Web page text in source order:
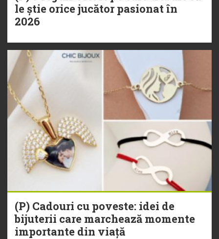
le știe orice jucător pasionat în
2026
(P) Cadouri cu poveste: idei de
bijuterii care marchează momente
importante din viață